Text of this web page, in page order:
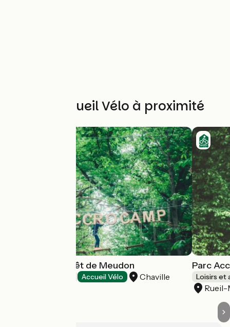
Autres Accueil Vélo à proximité
Accrocamp Forêt de Meudon
Accueil Vélo Chaville
Parc
Loisirs et
Rueil-